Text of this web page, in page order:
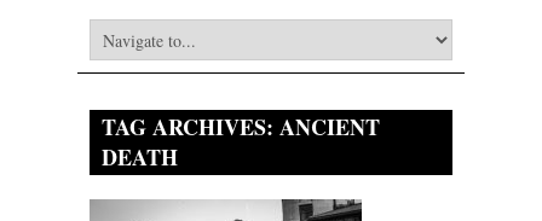
TAG ARCHIVES: ANCIENT
DEATH